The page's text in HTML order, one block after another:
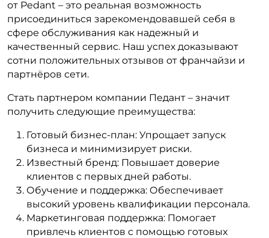
от Pedant – это реальная возможность
присоединиться зарекомендовавшей себя в
сфере обслуживания как надежный и
качественный сервис. Наш успех доказывают
сотни положительных отзывов от франчайзи и
партнёров сети.
Стать партнером компании Педант – значит
получить следующие преимущества:
Готовый бизнес-план: Упрощает запуск
бизнеса и минимизирует риски.
Известный бренд: Повышает доверие
клиентов с первых дней работы.
Обучение и поддержка: Обеспечивает
высокий уровень квалификации персонала.
Маркетинговая поддержка: Помогает
привлечь клиентов с помощью готовых